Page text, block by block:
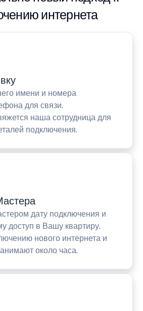
интернета
имени и номера
для связи.
наша сотрудница для
подключения.
дату подключения и
доступ в Вашу квартиру.
нового интернета и
около часа.